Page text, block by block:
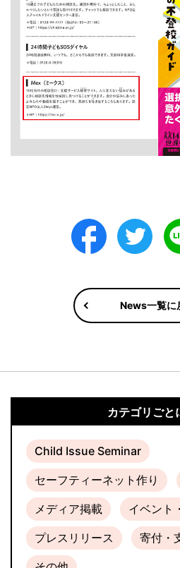
FacebookTwitter
News一覧に
カテゴリごと
Child Issue Seminar
セーフティーネット作り
メディア掲載 イベント
プレスリリース 寄付・